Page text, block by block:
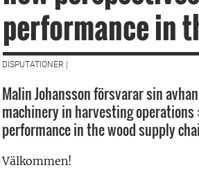
performance in
DISPUTATIONER |
Malin Johansson försvarar sin
machinery in harvesting
performance in the wood supply
Välkommen!